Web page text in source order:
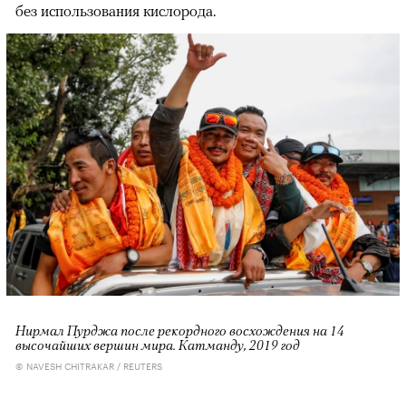
без использования кислорода.
Нирмал Пурджа после рекордного восхождения на 14
высочайших вершин мира. Катманду, 2019 год
© NAVESH CHITRAKAR / REUTERS